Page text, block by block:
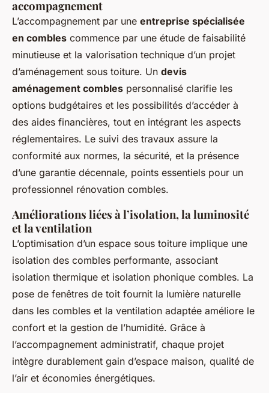
accompagnement
L’accompagnement par une entreprise spécialisée
en combles commence par une étude de faisabilité
minutieuse et la valorisation technique d’un projet
d’aménagement sous toiture. Un devis
aménagement combles personnalisé clarifie les
options budgétaires et les possibilités d’accéder à
des aides financières, tout en intégrant les aspects
réglementaires. Le suivi des travaux assure la
conformité aux normes, la sécurité, et la présence
d’une garantie décennale, points essentiels pour un
professionnel rénovation combles.
Améliorations liées à l’isolation, la luminosité
et la ventilation
L’optimisation d’un espace sous toiture implique une
isolation des combles performante, associant
isolation thermique et isolation phonique combles. La
pose de fenêtres de toit fournit la lumière naturelle
dans les combles et la ventilation adaptée améliore le
confort et la gestion de l’humidité. Grâce à
l’accompagnement administratif, chaque projet
intègre durablement gain d’espace maison, qualité de
l’air et économies énergétiques.